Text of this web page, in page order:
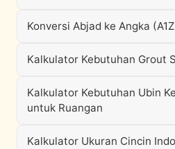
Konversi Abjad ke Angka
Kalkulator Kebutuhan Grout
Kalkulator Kebutuhan Ubin
untuk Ruangan
Kalkulator Ukuran Cincin